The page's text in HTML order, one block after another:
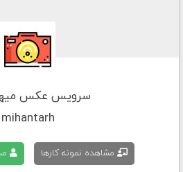
سرویس عکس
mihantarh
مشاهده نمونه کارها